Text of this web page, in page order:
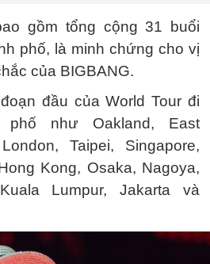
gồm tổng cộng 31 buổi
phố, là minh chứng cho vị
của BIGBANG.
đầu của World Tour đi
phố như Oakland, East
Taipei, Singapore,
Kong, Osaka, Nagoya,
Lumpur, Jakarta và